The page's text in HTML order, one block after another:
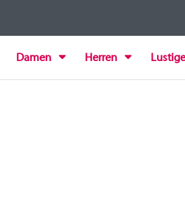
Damen Herren